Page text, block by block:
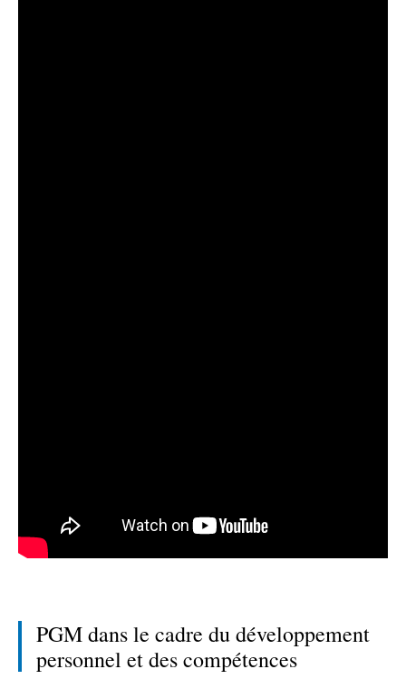
PGM dans le cadre du développement
personnel et des compétences